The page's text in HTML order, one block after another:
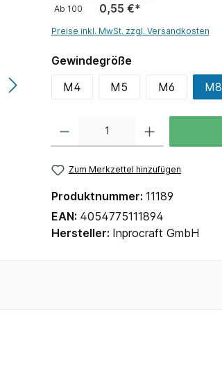
Ab 100 0,55 €*
Preise inkl. MwSt. zzgl. Versandkosten
Gewindegröße
M4
M5 M6 M8
Zum Merkzettel hinzufügen
Produktnummer: 11189
EAN: 4054775111894
Hersteller: Inprocraft GmbH